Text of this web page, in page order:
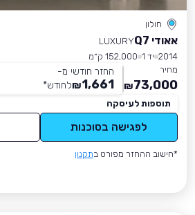
חולון
אאודי Q7
LUXURY
2014 יד 1
152,000 ק״מ
מחיר
73,000
₪
החזר חודשי מ-
1,661
₪לחודש*
תוספות לעיסקה
לפגישה בסוכנות
*חישוב ההחזר מפורט בתקנון